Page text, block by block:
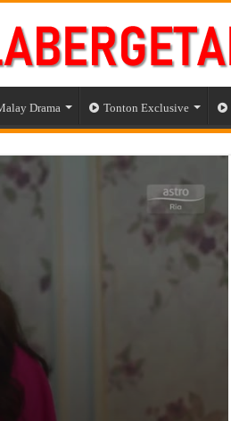
Drama Tonton Exclusive